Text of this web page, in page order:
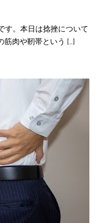
す。本日は捻挫について
筋肉や靭帯という […]